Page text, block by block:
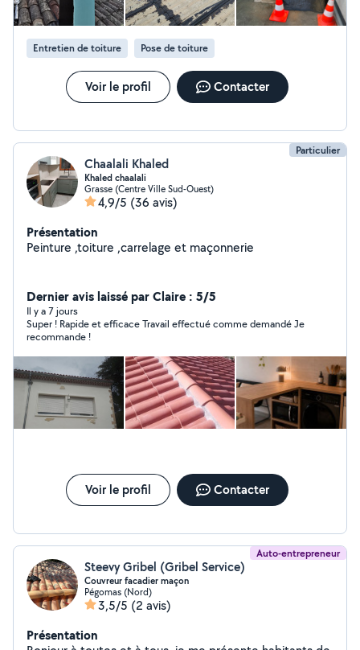
Entretien de toiture Pose de toiture
Voir le profil Contacter
Particulier
Chaalali Khaled
Khaled chaalali
Grasse (Centre Ville Sud-Ouest)
4,9/5 (36 avis)
Présentation
Peinture ,toiture ,carrelage et maçonnerie
Dernier avis laissé par Claire : 5/5
Il y a 7 jours
Super ! Rapide et efficace Travail effectué comme demandé Je
recommande !
Voir le profil Contacter
Auto-entrepreneur
Steevy Gribel (Gribel Service)
Couvreur facadier maçon
Pégomas (Nord)
3,5/5 (2 avis)
Présentation